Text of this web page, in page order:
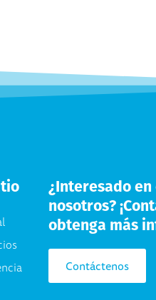
¿Interesado
nosotros?
obtenga más
Contáctenos